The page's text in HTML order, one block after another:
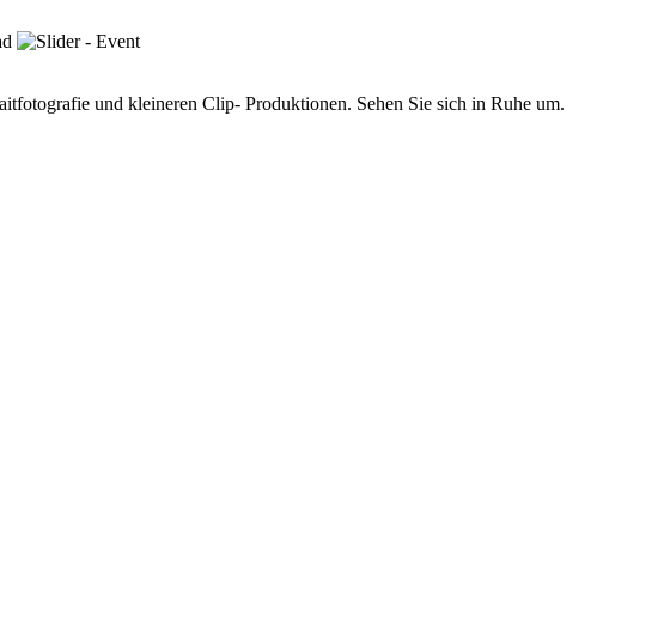
und kleineren Clip- Produktionen. Sehen Sie sich in Ruhe um.